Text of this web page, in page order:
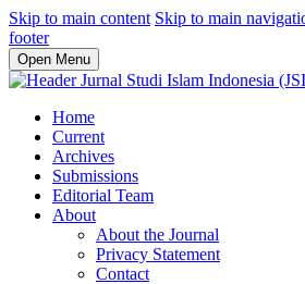
Skip to main content Skip to main
footer
Open Menu
Home
Current
Archives
Submissions
Editorial Team
About
About the Journal
Privacy Statement
Contact